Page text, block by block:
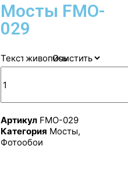
Мосты FMO-
029
Текстура Очистить
Артикул FMO-029
Категория Мосты,
Фотообои